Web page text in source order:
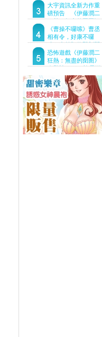
首支預告片及遊戲
Demo重磅釋出
大宇資訊全新力作重
磅預告 《伊藤潤二
狂熱：無盡的囹圄》
驚悚亮相 ！伊藤潤二
恐怖世界首度進軍
Steam
《曹操不囉嗦》曹丞
相有令，好康不囉
嗦！事前預約即刻開
跑！
恐怖遊戲《伊藤潤二
狂熱：無盡的囹圄》
今登陸Steam 詭異洋
樓開啟 同步釋出最新
預告片